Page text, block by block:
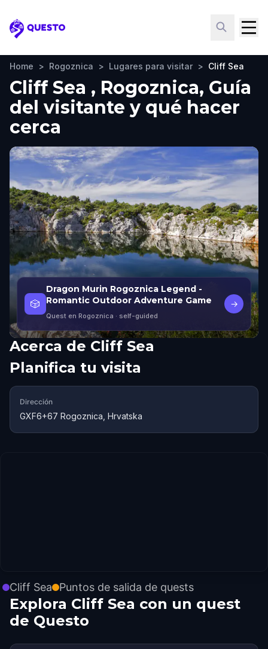
Questo
Home > Rogoznica > Lugares para visitar > Cliff Sea
Cliff Sea , Rogoznica, Guía
del visitante y qué hacer
cerca
🎲
Dragon Murin Rogoznica Legend -
Romantic Outdoor Adventure Game
Quest en Rogoznica · self-guided
→
Acerca de Cliff Sea
Planifica tu visita
Dirección
GXF6+67 Rogoznica, Hrvatska
Cliff Sea Puntos de salida de quests
Explora Cliff Sea con un quest
de Questo